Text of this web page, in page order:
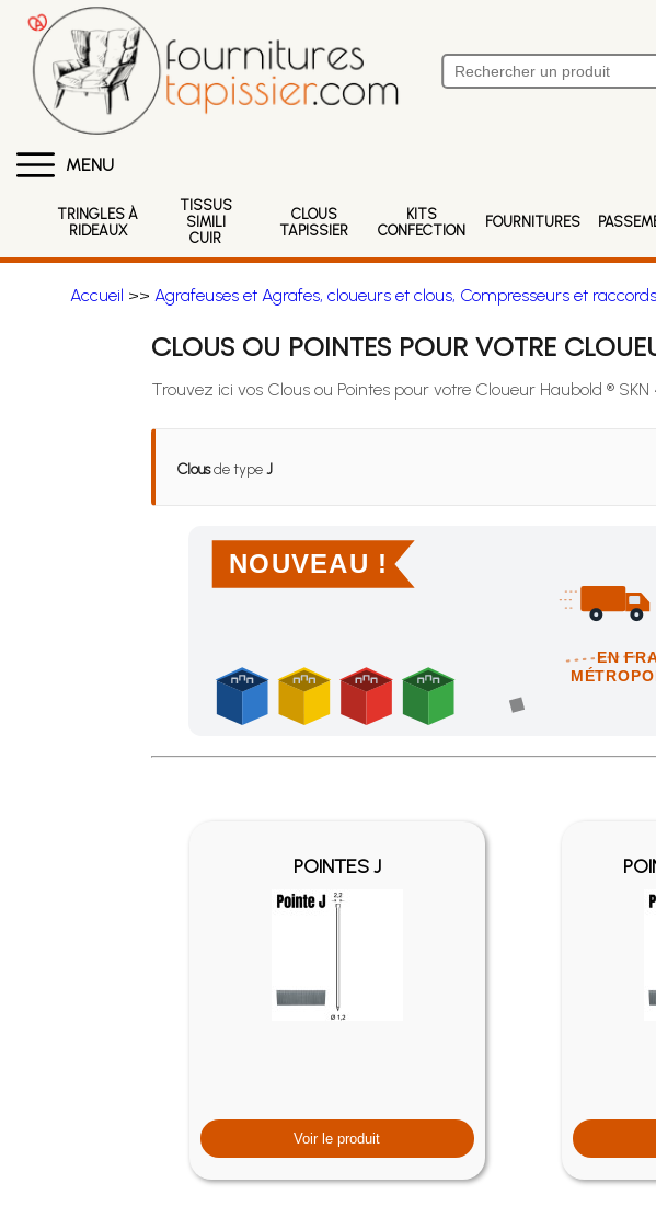
MENU
TRINGLES À
RIDEAUX
TISSUS
SIMILI
CUIR
CLOUS
TAPISSIER
KITS
CONFECTION
FOURNITURES
Accueil >> Agrafeuses et Agrafes, cloueurs et clous, Compresseurs et raccords
CLOUS OU POINTES POUR VOTRE
Trouvez ici vos Clous ou Pointes pour votre Cloueur Haubold ® SKN
Clousde typeJ
NOUVEAU !
EN
Achetez 4 sachets ou boîtes d'agrafes ou de pointes et nous vous
POINTES J
Voir le produit